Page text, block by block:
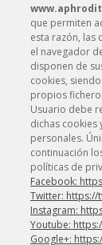
que permiten
esta razón, las
el navegador
disponen de
cookies,
propios
Usuario debe
dichas cookies
personales.
continuación
políticas de
Facebook:
Twitter:
Instagram:
Youtube:
Google+: